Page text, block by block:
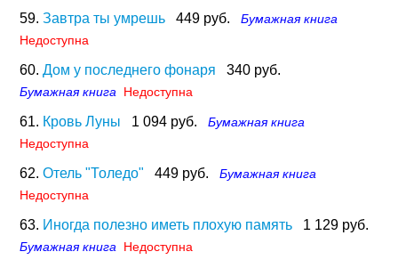
59. Завтра ты умрешь 449 руб.
Бумажная книга
Недоступна
60. Дом у последнего фонаря 340 руб.
Бумажная книга Недоступна
61. Кровь Луны 1 094 руб.
Бумажная книга
Недоступна
62. Отель "Толедо" 449 руб.
Бумажная книга
Недоступна
63. Иногда полезно иметь плохую память 1 129 руб.
Бумажная книга Недоступна